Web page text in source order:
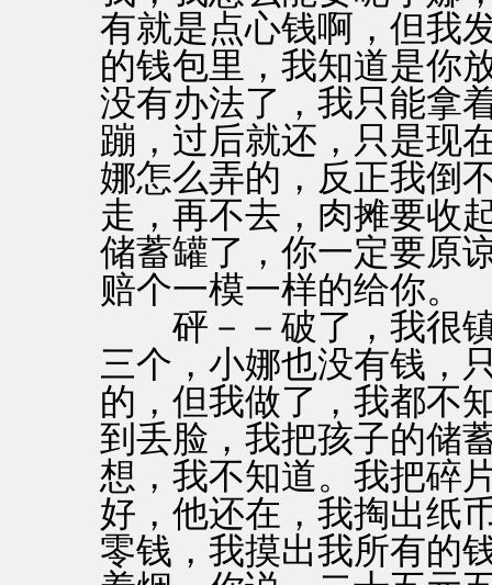
有就是点心钱啊，但我
的钱包里，我知道是你
没有办法了，我只能拿
蹦，过后就还，只是现
娜怎么弄的，反正我倒
走，再不去，肉摊要收
储蓄罐了，你一定要原
赔个一模一样的给你。
砰－－破了，我很镇
三个，小娜也没有钱，
的，但我做了，我都不
到丢脸，我把孩子的储
想，我不知道。我把碎
好，他还在，我掏出纸
零钱，我摸出我所有的